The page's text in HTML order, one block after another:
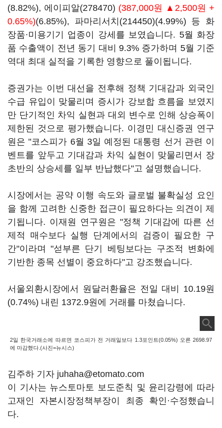
(8.82%), 에이피알(278470) (387,000원 ▲2,500원 +
0.65%)(6.85%), 파마리서치(214450)(4.99%) 등 화
장품·미용기기 업종이 강세를 보였습니다. 5월 화장
품 수출액이 전년 동기 대비 9.3% 증가하며 5월 기준
역대 최대 실적을 기록한 영향으로 풀이됩니다.
증권가는 이번 대선을 전후해 정책 기대감과 외국인
수급 유입이 맞물리며 증시가 강보합 흐름을 보였지
만 단기적인 차익 실현과 대외 변수로 인해 상승폭이
제한된 것으로 평가했습니다. 이경민 대신증권 연구
원은 "코스피가 6월 3일 예정된 대통령 선거 관련 이
벤트를 앞두고 기대감과 차익 실현이 맞물리면서 장
초반의 상승세를 일부 반납했다"고 설명했습니다.
시장에서는 공약 이행 속도와 글로벌 불확실성 요인
을 함께 고려한 신중한 접근이 필요하다는 의견이 제
기됩니다. 이재원 연구원은 "정책 기대감에 따른 선
제적 매수보다 실행 단계에서의 검증이 필요한 구
간"이라며 "섣부른 단기 베팅보다는 구조적 변화에
기반한 종목 선별이 중요하다"고 강조했습니다.
서울외환시장에서 원달러환율은 전일 대비 10.19원
(0.74%) 내린 1372.9원에 거래를 마쳤습니다.
2일 한국거래소에 따르면 코스피가 전 거래일보다 1.3포인트(0.05%) 오른 2698.97
에 마감했다.(사진=뉴시스)
김주하 기자 juhaha@etomato.com
이 기사는 뉴스토마토 보도준칙 및 윤리강령에 따라
고재인 자본시장정책부장이 최종 확인·수정했습니
다.